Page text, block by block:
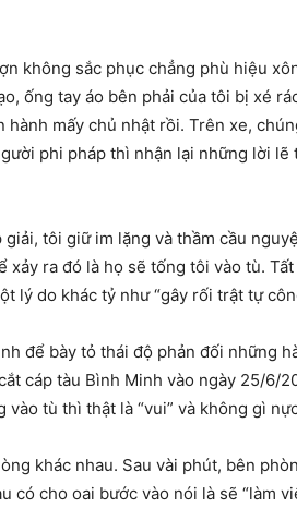
không sắc phục chẳng phù hiệu
ống tay áo bên phải của tôi bị xé
mấy chủ nhật rồi. Trên xe,
phi pháp thì nhận lại những lời
tôi giữ im lặng và thầm cầu
ra đó là họ sẽ tống tôi vào tù.
lý do khác tỷ như “gây rối trật tự
để bày tỏ thái độ phản đối những
cáp tàu Bình Minh vào ngày 25/6/
vào tù thì thật là “vui” và không gì
khác nhau. Sau vài phút, bên
có cho oai bước vào nói là sẽ “làm